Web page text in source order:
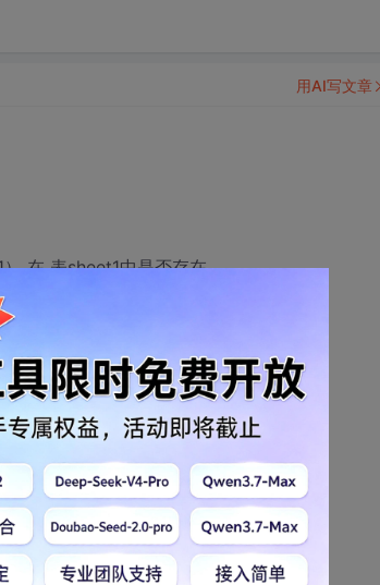
） 在 表sheet1中是否存在
用AI写文章